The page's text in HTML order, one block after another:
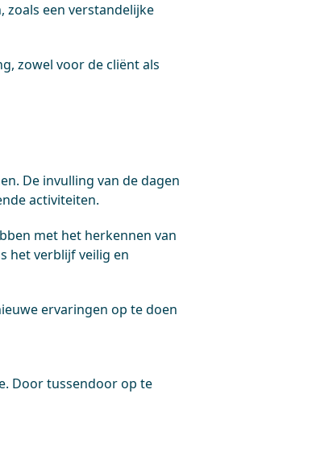
een verstandelijke
zowel voor de cliënt als
De invulling van de dagen
activiteiten.
met het herkennen van
het verblijf veilig en
ervaringen op te doen
Door tussendoor op te